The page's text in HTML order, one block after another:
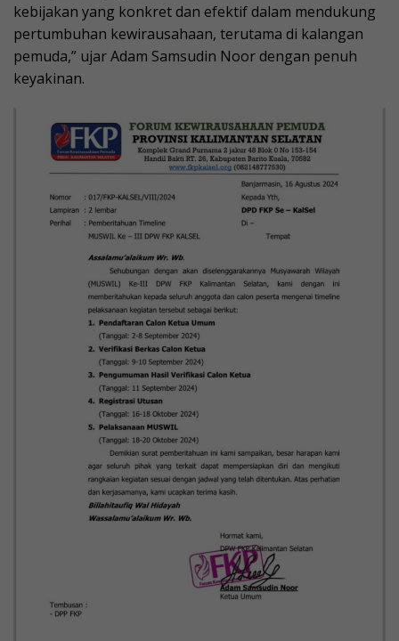
kebijakan yang konkret dan efektif dalam mendukung
pertumbuhan kewirausahaan, terutama di kalangan
pemuda,” ujar Adam Samsudin Noor dengan penuh
keyakinan.